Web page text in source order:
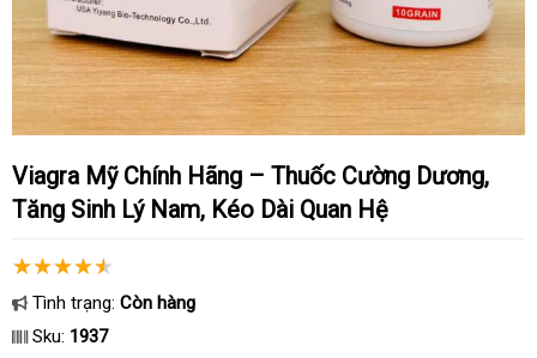
Viagra Mỹ Chính Hãng – Thuốc Cường Dương,
Tăng Sinh Lý Nam, Kéo Dài Quan Hệ
Tình trạng: Còn hàng
Sku: 1937